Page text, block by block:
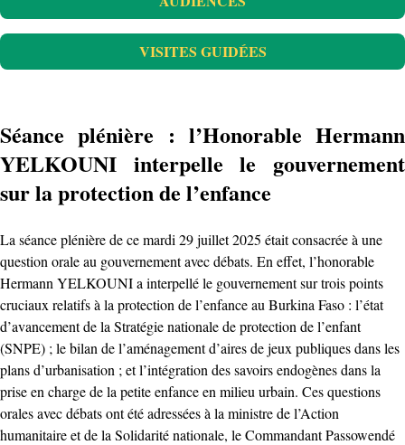
VISITES GUIDÉES
Séance plénière : l’Honorable Hermann
YELKOUNI interpelle le gouvernement
sur la protection de l’enfance
La séance plénière de ce mardi 29 juillet 2025 était consacrée à une
question orale au gouvernement avec débats. En effet, l’honorable
Hermann YELKOUNI a interpellé le gouvernement sur trois points
cruciaux relatifs à la protection de l’enfance au Burkina Faso : l’état
d’avancement de la Stratégie nationale de protection de l’enfant
(SNPE) ; le bilan de l’aménagement d’aires de jeux publiques dans les
plans d’urbanisation ; et l’intégration des savoirs endogènes dans la
prise en charge de la petite enfance en milieu urbain. Ces questions
orales avec débats ont été adressées à la ministre de l’Action
humanitaire et de la Solidarité nationale, le Commandant Passowendé